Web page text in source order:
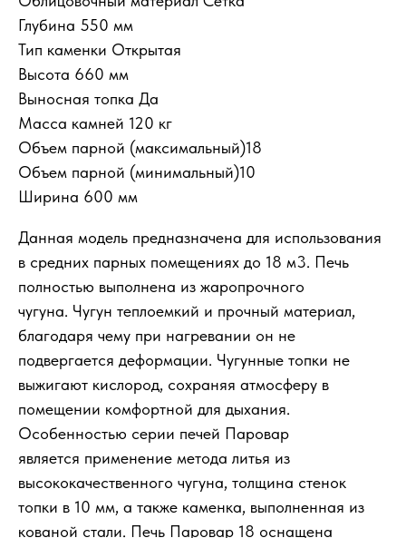
Глубина 550 мм
Тип каменки Открытая
Высота 660 мм
Выносная топка Да
Масса камней 120 кг
Объем парной (максимальный)18
Объем парной (минимальный)10
Ширина 600 мм
Данная модель предназначена для использования
в средних парных помещениях до 18 м3. Печь
полностью выполнена из жаропрочного
чугуна. Чугун теплоемкий и прочный материал,
благодаря чему при нагревании он не
подвергается деформации. Чугунные топки не
выжигают кислород, сохраняя атмосферу в
помещении комфортной для дыхания.
Особенностью серии печей Паровар
является применение метода литья из
высококачественного чугуна, толщина стенок
топки в 10 мм, а также каменка, выполненная из
кованой стали. Печь Паровар 18 оснащена